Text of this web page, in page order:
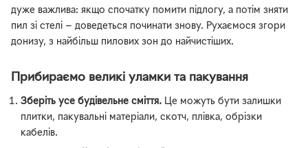
дуже важлива: якщо спочатку помити підлогу, а потім зняти
пил зі стелі — доведеться починати знову. Рухаємося згори
донизу, з найбільш пилових зон до найчистіших.
Прибираємо великі уламки та пакування
Зберіть усе будівельне сміття. Це можуть бути залишки
плитки, пакувальні матеріали, скотч, плівка, обрізки
кабелів.